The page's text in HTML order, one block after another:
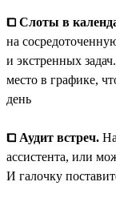
⧠ Слоты в
на
и экстренных
место в графике,
день
⧠ Аудит встреч.
ассистента, или
И галочку